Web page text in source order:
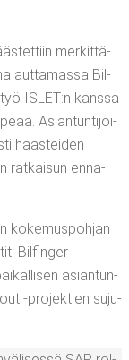
mer­kit­tä­
aut­ta­mas­sa Bil­
ISLET:n kans­sa
Asian­tun­ti­joi­
haas­tei­den
rat­kai­sun enna­
koke­mus­poh­jan
Bil­fin­ger
asian­tun­
‑pro­jek­tien suju­